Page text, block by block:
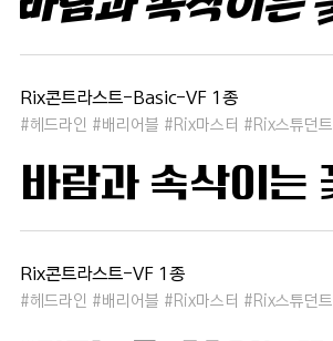
Rix콘트라스트-Basic-VF 1종
#헤드라인 #배리어블 #Rix마스터 #Rix스튜던트
Rix콘트라스트-VF 1종
#헤드라인 #배리어블 #Rix마스터 #Rix스튜던트